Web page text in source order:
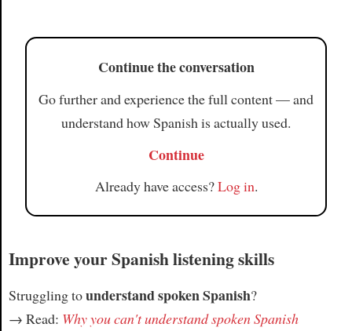
Continue the conversation
Go further and experience the full content — and
understand how Spanish is actually used.
Continue
Already have access?Log in.
Improve your Spanish listening skills
Struggling tounderstand spoken Spanish?
→ Read: Why you can't understand spoken Spanish